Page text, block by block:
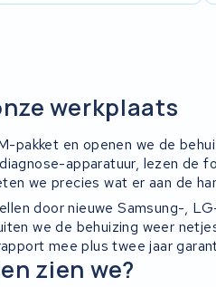
werkplaats
pakket en openen we de
apparatuur, lezen de
we precies wat er aan de
door nieuwe Samsung-,
we de behuizing weer
mee plus twee jaar
zien we?